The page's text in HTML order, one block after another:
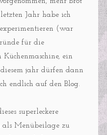
Jahr habe ich
(war
für die
ein
jahr dürfen dann
endlich auf den Blog.
superleckere
als Menübeilage zu